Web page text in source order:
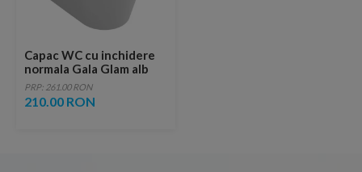
Capac WC cu inchidere
normala Gala Glam alb
PRP: 261.00 RON
210.00 RON